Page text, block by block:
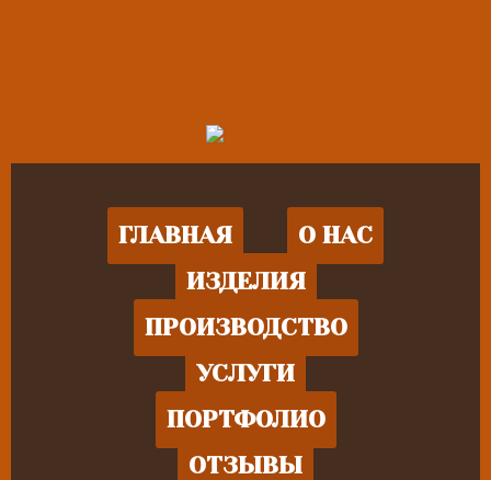
ГЛАВНАЯ
О НАС
ИЗДЕЛИЯ
ПРОИЗВОДСТВО
УСЛУГИ
ПОРТФОЛИО
ОТЗЫВЫ